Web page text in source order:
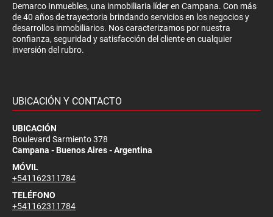
Demarco Inmuebles, una inmobiliaria líder en Campana. Con más
de 40 años de trayectoria brindando servicios en los negocios y
desarrollos inmobiliarios. Nos caracterizamos por nuestra
confianza, seguridad y satisfacción del cliente en cualquier
inversión del rubro.
UBICACIÓN Y CONTACTO
UBICACIÓN
Boulevard Sarmiento 378
Campana - Buenos Aires - Argentina
MÓVIL
+541162311784
TELÉFONO
+541162311784